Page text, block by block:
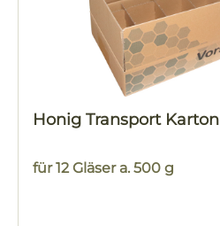
Honig Transport Karton
für 12 Gläser a. 500 g